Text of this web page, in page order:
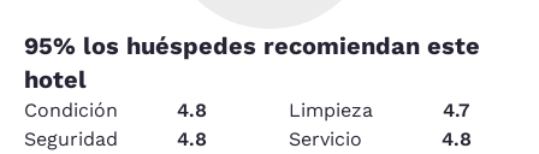
95% los huéspedes recomiendan este
hotel
Condición 4.8 Limpieza
4.7
Seguridad
4.8 Servicio 4.8